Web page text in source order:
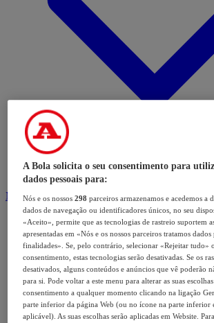
Modalidades
A Bola solicita o seu consentimento para
dados pessoais para:
Nós e os nossos298 parceiros armazenamos e acedemos a
dados de navegação ou identificadores únicos, no seu
«Aceito», permite que as tecnologias de rastreio suportem
apresentadas em «Nós e os nossos parceiros tratamos dados
finalidades». Se, pelo contrário, selecionar «Rejeitar tudo»
consentimento, estas tecnologias serão desativadas. Se os
desativados, alguns conteúdos e anúncios que vê poderão
para si. Pode voltar a este menu para alterar as suas
consentimento a qualquer momento clicando na ligação
parte inferior da página Web (ou no ícone na parte inferior
aplicável). As suas escolhas serão aplicadas em Website.